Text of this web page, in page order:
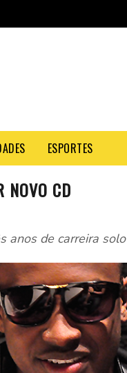
ESPORTES
NOVO CD
anos de carreira solo